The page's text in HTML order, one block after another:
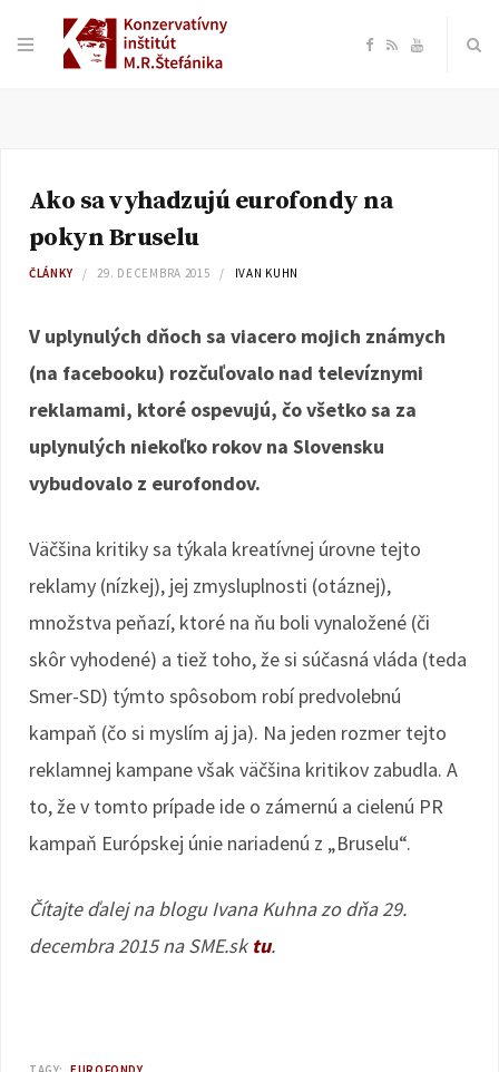
F
e
o
R Y
Ako sa vyhadzujú eurofondy na
pokyn Bruselu
ČLÁNKY 29. DECEMBRA 2015 IVAN KUHN
V uplynulých dňoch sa viacero mojich známych
(na facebooku) rozčuľovalo nad televíznymi
reklamami, ktoré ospevujú, čo všetko sa za
uplynulých niekoľko rokov na Slovensku
vybudovalo z eurofondov.
Väčšina kritiky sa týkala kreatívnej úrovne tejto
reklamy (nízkej), jej zmysluplnosti (otáznej),
množstva peňazí, ktoré na ňu boli vynaložené (či
skôr vyhodené) a tiež toho, že si súčasná vláda (teda
Smer-SD) týmto spôsobom robí predvolebnú
kampaň (čo si myslím aj ja). Na jeden rozmer tejto
reklamnej kampane však väčšina kritikov zabudla. A
to, že v tomto prípade ide o zámernú a cielenú PR
kampaň Európskej únie nariadenú z „Bruselu“.
Čítajte ďalej na blogu Ivana Kuhna zo dňa 29.
decembra 2015 na SME.sktu.